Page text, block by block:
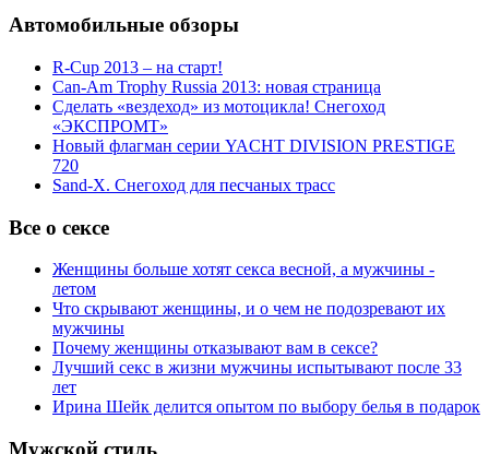
Автомобильные обзоры
R-Cup 2013 – на старт!
Can-Am Trophy Russia 2013: новая страница
Сделать «вездеход» из мотоцикла! Снегоход
«ЭКСПРОМТ»
Новый флагман серии YACHT DIVISION PRESTIGE
720
Sand-X. Снегоход для песчаных трасс
Все о сексе
Женщины больше хотят секса весной, а мужчины -
летом
Что скрывают женщины, и о чем не подозревают их
мужчины
Почему женщины отказывают вам в сексе?
Лучший секс в жизни мужчины испытывают после 33
лет
Ирина Шейк делится опытом по выбору белья в подарок
Мужской стиль